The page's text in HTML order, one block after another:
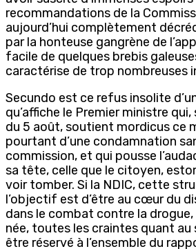
recommandations de la
aujourd’hui complètement
par la honteuse gangrène de
facile de quelques brebis
caractérise de trop nombreuses
Secundo est ce refus insolite
qu’affiche le Premier ministre qui,
du 5 août, soutient mordicus ce
pourtant d’une condamnation
commission, et qui pousse
sa tête, celle que le citoyen,
voir tomber. Si la NDIC, cette
l’objectif est d’être au cœur du
dans le combat contre la
née, toutes les craintes quant
être réservé à l’ensemble du